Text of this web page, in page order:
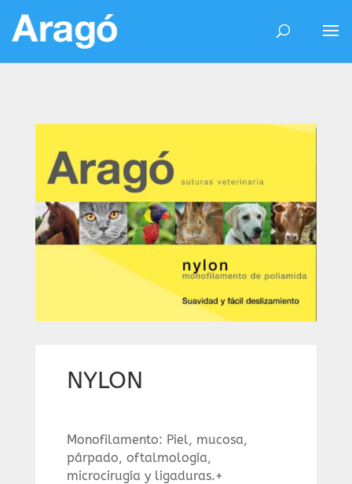
NYLON
Monofilamento: Piel, mucosa,
párpado, oftalmología,
microcirugía y ligaduras.+